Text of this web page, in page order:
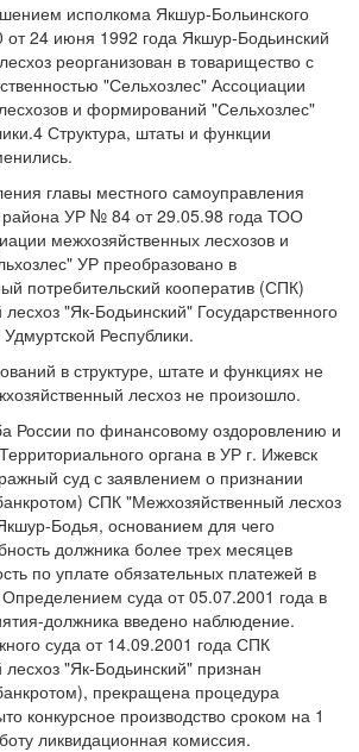
исполкома Якшур-Больинского
24 июня 1992 года Якшур-Бодьинский
реорганизован в товарищество с
"Сельхозлес" Ассоциации
и формирований "Сельхозлес"
Структура, штаты и функции
главы местного самоуправления
района УР № 84 от 29.05.98 года ТОО
межхозяйственных лесхозов и
УР преобразовано в
потребительский кооператив (СПК)
"Як-Бодьинский" Государственного
Республики.
в структуре, штате и функциях не
лесхоз не произошло.
России по финансовому оздоровлению и
органа в УР г. Ижевск
суд с заявлением о признании
СПК "Межхозяйственный лесхоз
Бодья, основанием для чего
должника более трех месяцев
по уплате обязательных платежей в
суда от 05.07.2001 года в
должника введено наблюдение.
суда от 14.09.2001 года СПК
"Як-Бодьинский" признан
прекращена процедура
конкурсное производство сроком на 1
ликвидационная комиссия.